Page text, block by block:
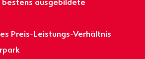
Preis-Leistungs-Verhältnis